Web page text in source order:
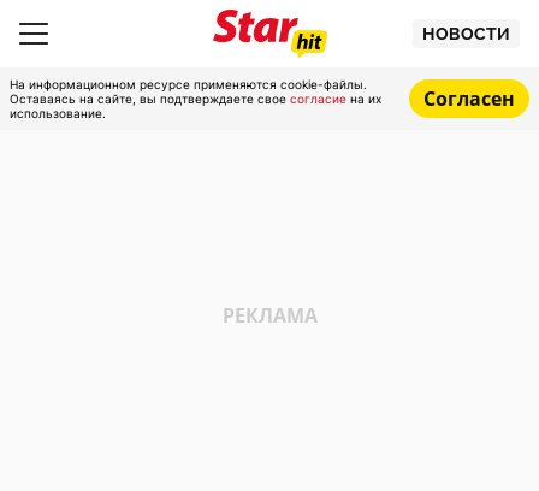
НОВОСТИ
На информационном ресурсе применяются cookie-файлы.
Оставаясь на сайте, вы подтверждаете свое согласие на их
использование.
Согласен